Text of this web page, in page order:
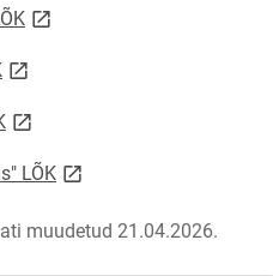
link opens on new page
link opens on new page
link opens on new page
LÕKlink opens on new page
muudetud 21.04.2026.